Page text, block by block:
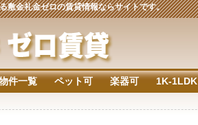
敷金礼金ゼロの賃貸情報ならサイトです。
件一覧 ペット可 楽器可 1K-1LDK